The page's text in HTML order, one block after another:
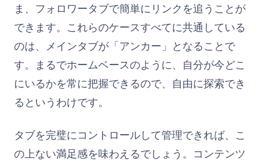
ま、フォロワータブで簡単にリンクを追うことが
できます。これらのケースすべてに共通している
のは、メインタブが「アンカー」となることで
す。まるでホームベースのように、自分が今どこ
にいるかを常に把握できるので、自由に探索でき
るというわけです。
タブを完璧にコントロールして管理できれば、こ
の上ない満足感を味わえるでしょう。コンテンツ